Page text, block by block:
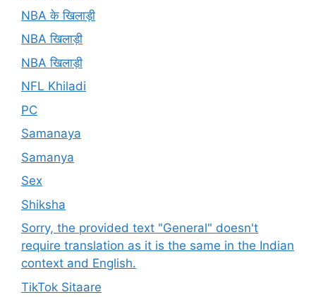
NBA के खिलाड़ी
NBA खिलाड़ी
NBA खिलाड़ी
NFL Khiladi
PC
Samanaya
Samanya
Sex
Shiksha
Sorry, the provided text "General" doesn't
require translation as it is the same in the Indian
context and English.
TikTok Sitaare